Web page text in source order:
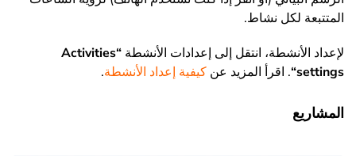
المتتبعة لكل نشاط.
لإعداد الأنشطة، انتقل إلى إعدادات الأنشطة “
Activities
settings
“. اقرأ المزيد عن كيفية إعداد الأنشطة.
المشاريع